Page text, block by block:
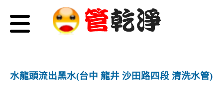
水龍頭流出黑水(台中 龍井 沙田路四段 清洗水管)